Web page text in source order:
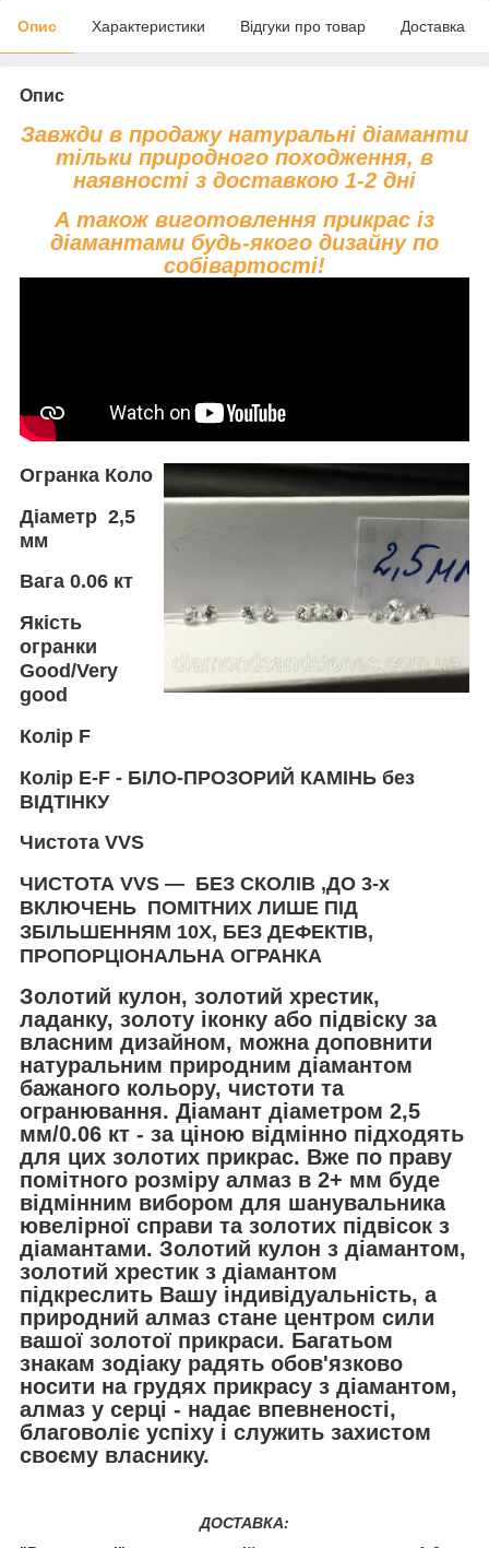
Опис Характеристики Відгуки про товар Доставка
Опис
Завжди в продажу натуральні діаманти
тільки природного походження, в
наявності з доставкою 1-2 дні
А також виготовлення прикрас із
діамантами будь-якого дизайну по
собівартості!
Огранка Коло
Діаметр 2,5
мм
Вага 0.06 кт
Якість
огранки
Good/Very
good
Колір F
Колір E-F - БІЛО-ПРОЗОРИЙ КАМІНЬ без
ВІДТІНКУ
Чистота VVS
ЧИСТОТА VVS — БЕЗ СКОЛІВ ,ДО 3-х
ВКЛЮЧЕНЬ ПОМІТНИХ ЛИШЕ ПІД
ЗБІЛЬШЕННЯМ 10Х, БЕЗ ДЕФЕКТІВ,
ПРОПОРЦІОНАЛЬНА ОГРАНКА
Золотий кулон, золотий хрестик,
ладанку, золоту іконку або підвіску за
власним дизайном, можна доповнити
натуральним природним діамантом
бажаного кольору, чистоти та
огранювання. Діамант діаметром 2,5
мм/0.06 кт - за ціною відмінно підходять
для цих золотих прикрас. Вже по праву
помітного розміру алмаз в 2+ мм буде
відмінним вибором для шанувальника
ювелірної справи та золотих підвісок з
діамантами. Золотий кулон з діамантом,
золотий хрестик з діамантом
підкреслить Вашу індивідуальність, а
природний алмаз стане центром сили
вашої золотої прикраси. Багатьом
знакам зодіаку радять обов'язково
носити на грудях прикрасу з діамантом,
алмаз у серці - надає впевненості,
благоволіє успіху і служить захистом
своєму власнику.
ДОСТАВКА: